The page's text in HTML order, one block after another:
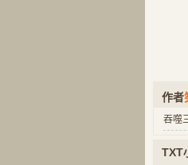
作者
吞噬
TXT